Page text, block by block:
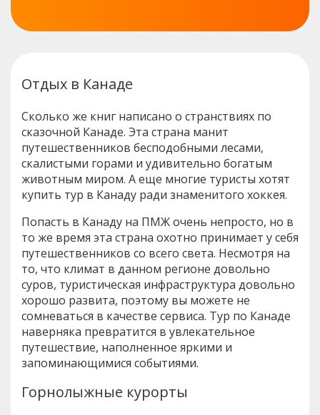
Отдых в Канаде
Сколько же книг написано о странствиях по
сказочной Канаде. Эта страна манит
путешественников бесподобными лесами,
скалистыми горами и удивительно богатым
животным миром. А еще многие туристы хотят
купить тур в Канаду ради знаменитого хоккея.
Попасть в Канаду на ПМЖ очень непросто, но в
то же время эта страна охотно принимает у себя
путешественников со всего света. Несмотря на
то, что климат в данном регионе довольно
суров, туристическая инфраструктура довольно
хорошо развита, поэтому вы можете не
сомневаться в качестве сервиса. Тур по Канаде
наверняка превратится в увлекательное
путешествие, наполненное яркими и
запоминающимися событиями.
Горнолыжные курорты